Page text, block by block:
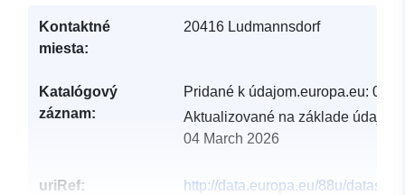
Kontaktné
miesta:
20416 Ludmannsdorf
Katalógový
záznam:
Pridané k údajom.europa.eu: 05
Aktualizované na základe
04 March 2026
uriRef:
http://data.europa.eu/88u/